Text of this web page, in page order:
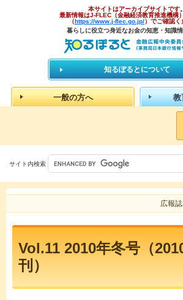
本サイトはアーカイブサイトです。
最新情報はJ-FLEC（金融経済教育推進機構
（https://www.j-flec.go.jp/）でご確認く
暮らしに役立つ身近なお金の知恵・知識
知るぽるとについて
一般の方へ 教
サイト内検索
広報
Vol.11 2010年冬号（
刊）